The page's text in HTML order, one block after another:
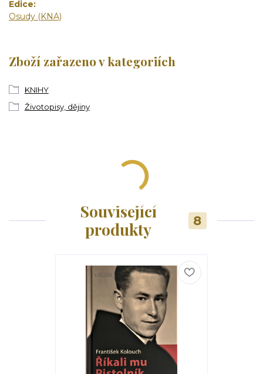
Edice
Osudy (KNA)
Zboží zařazeno v kategoriích
KNIHY
Životopisy, dějiny
Související
produkty
8